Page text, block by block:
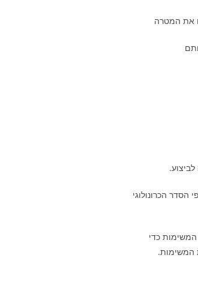
הסדר הכרונולוגי
כדי
המשימות.